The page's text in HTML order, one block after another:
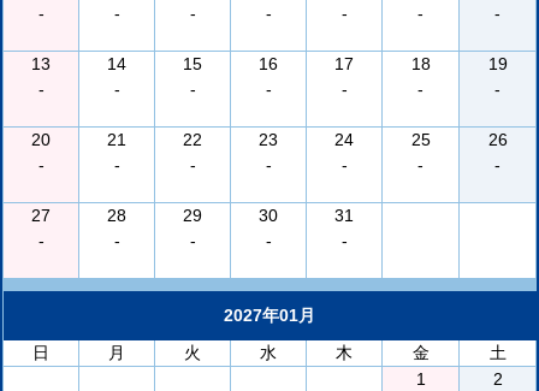
-
-
-
-
-
-
-
13
-
14
-
15
-
16
-
17
-
18
-
19
-
20
-
21
-
22
-
23
-
24
-
25
-
26
-
27
-
28
-
29
-
30
-
31
-
2027年01月
日
月 火 水 木 金
土
1
2